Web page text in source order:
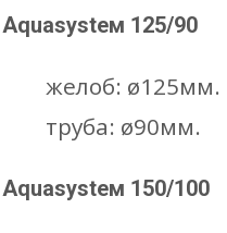
₽–
белый
Aquasysteм 125/90
желоб: ø125мм.
труба: ø90мм.
Aquasysteм 150/100